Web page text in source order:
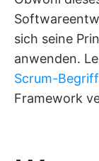
sich seine
anwenden.
Scrum-
Framework